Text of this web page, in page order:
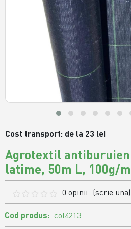
Cost transport: de la 23 lei
Agrotextil
latime, 50m L, 100g/
0 opinii (scrie una)
Cod produs: col4213